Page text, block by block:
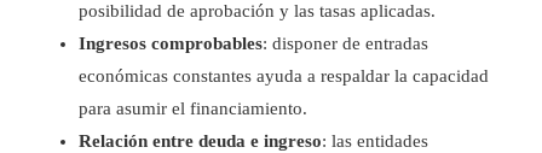
posibilidad de aprobación y las tasas aplicadas.
Ingresos comprobables: disponer de entradas
económicas constantes ayuda a respaldar la capacidad
para asumir el financiamiento.
Relación entre deuda e ingreso: las entidades